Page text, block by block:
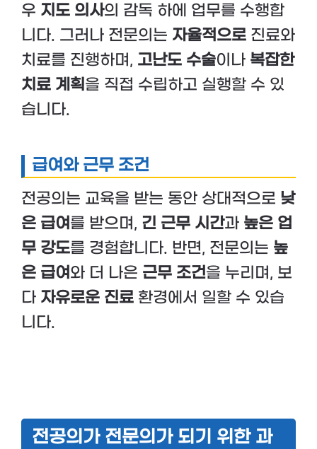
우 지도 의사의 감독 하에 업무를 수행합
니다. 그러나 전문의는 자율적으로 진료와
치료를 진행하며, 고난도 수술이나 복잡한
치료 계획을 직접 수립하고 실행할 수 있
습니다.
급여와 근무 조건
전공의는 교육을 받는 동안 상대적으로 낮
은 급여를 받으며, 긴 근무 시간과 높은 업
무 강도를 경험합니다. 반면, 전문의는 높
은 급여와 더 나은 근무 조건을 누리며, 보
다 자유로운 진료 환경에서 일할 수 있습
니다.
전공의가 전문의가 되기 위한 과